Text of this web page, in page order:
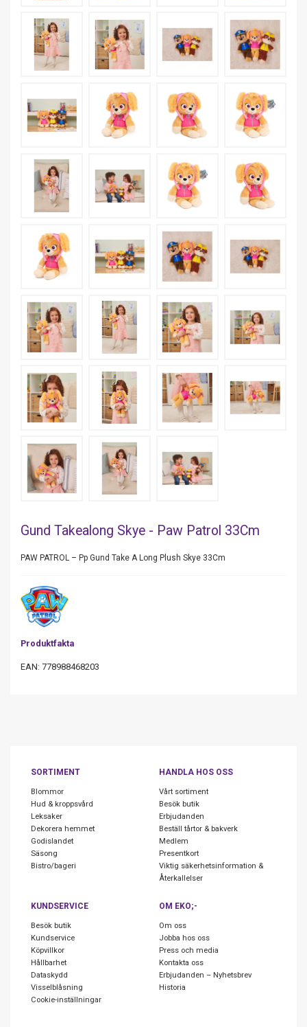
Gund Takealong Skye - Paw Patrol 33Cm
PAW PATROL – Pp Gund Take A Long Plush Skye 33Cm
Produktfakta
EAN: 778988468203
SORTIMENT
Blommor
Hud & kroppsvård
Leksaker
Dekorera hemmet
Godislandet
Säsong
Bistro/bageri
HANDLA HOS OSS
Vårt sortiment
Besök butik
Erbjudanden
Beställ tårtor & bakverk
Medlem
Presentkort
Viktig säkerhetsinformation &
Återkallelser
KUNDSERVICE
Besök butik
Kundservice
Köpvillkor
Hållbarhet
Dataskydd
Visselblåsning
Cookie-inställningar
OM EKO;-
Om oss
Jobba hos oss
Press och media
Kontakta oss
Erbjudanden – Nyhetsbrev
Historia